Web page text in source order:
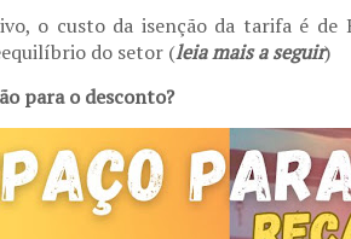
o custo da isenção da tarifa é
do setor (leia mais a seguir)
para o desconto?